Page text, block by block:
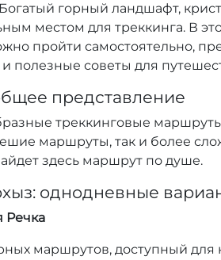
горный ландшафт,
местом для треккинга. В
пройти самостоятельно,
полезные советы для
представление
треккинговые
маршруты, так и более
здесь маршрут по душе.
однодневные
Речка
маршрутов, доступный